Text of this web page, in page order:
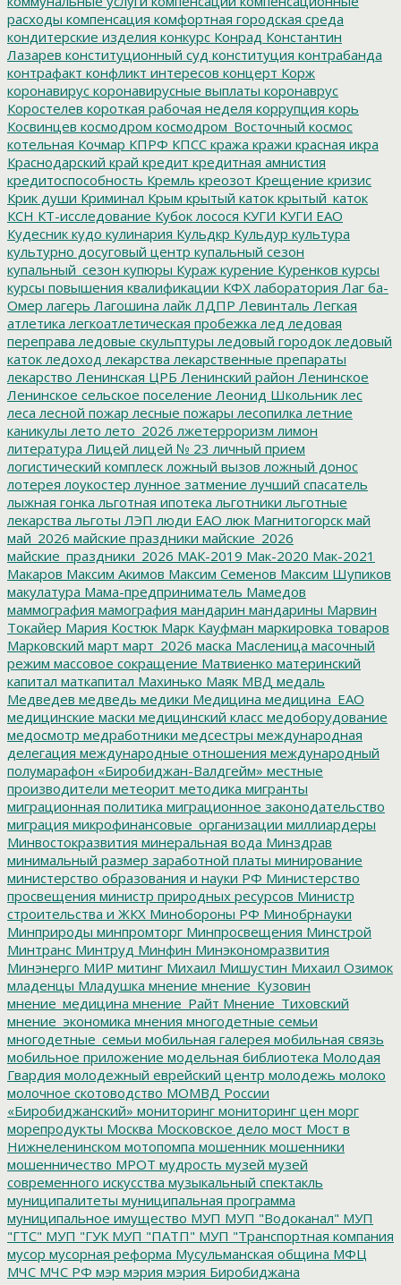
расходы компенсация комфортная городская среда
кондитерские изделия конкурс Конрад Константин
Лазарев конституционный суд конституция контрабанда
контрафакт конфликт интересов концерт Корж
коронавирус коронавирусные выплаты коронаврус
Коростелев короткая рабочая неделя коррупция корь
Косвинцев космодром космодром_Восточный космос
котельная Кочмар КПРФ КПСС кража кражи красная икра
Краснодарский край кредит кредитная амнистия
кредитоспособность Кремль креозот Крещение кризис
Крик души Криминал Крым крытый каток крытый_каток
КСН КТ-исследование Кубок лосося КУГИ КУГИ ЕАО
Кудесник кудо кулинария Кульдкр Кульдур культура
культурно досуговый центр купальный сезон
купальный_сезон купюры Кураж курение Куренков курсы
курсы повышения квалификации КФХ лаборатория Лаг ба-
Омер лагерь Лагошина лайк ЛДПР Левинталь Легкая
атлетика легкоатлетическая пробежка лед ледовая
переправа ледовые скульптуры ледовый городок ледовый
каток ледоход лекарства лекарственные препараты
лекарство Ленинская ЦРБ Ленинский район Ленинское
Ленинское сельское поселение Леонид Школьник лес
леса лесной пожар лесные пожары лесопилка летние
каникулы лето лето_2026 лжетерроризм лимон
литература Лицей лицей № 23 личный прием
логистический комплеск ложный вызов ложный донос
лотерея лоукостер лунное затмение лучший спасатель
лыжная гонка льготная ипотека льготники льготные
лекарства льготы ЛЭП люди ЕАО люк Магнитогорск май
май_2026 майские праздники майские_2026
майские_праздники_2026 МАК-2019 Мак-2020 Мак-2021
Макаров Максим Акимов Максим Семенов Максим Шупиков
макулатура Мама-предприниматель Мамедов
маммография мамография мандарин мандарины Марвин
Токайер Мария Костюк Марк Кауфман маркировка товаров
Марковский март март_2026 маска Масленица масочный
режим массовое сокращение Матвиенко материнский
капитал маткапитал Махинько Маяк МВД медаль
Медведев медведь медики Медицина медицина_ЕАО
медицинские маски медицинский класс медоборудование
медосмотр медработники медсестры международная
делегация международные отношения международный
полумарафон «Биробиджан-Валдгейм» местные
производители метеорит методика мигранты
миграционная политика миграционное законодательство
миграция микрофинансовые_организации миллиардеры
Минвостокразвития минеральная вода Минздрав
минимальный размер заработной платы минирование
министерство образования и науки РФ Министерство
просвещения министр природных ресурсов Министр
строительства и ЖКХ Минобороны РФ Минобрнауки
Минприроды минпромторг Минпросвещения Минстрой
Минтранс Минтруд Минфин Минэкономразвития
Минэнерго МИР митинг Михаил Мишустин Михаил Озимок
младенцы Младушка мнение мнение_Кузовин
мнение_медицина мнение_Райт Мнение_Тиховский
мнение_экономика мнения многодетные семьи
многодетные_семьи мобильная галерея мобильная связь
мобильное приложение модельная библиотека Молодая
Гвардия молодежный еврейский центр молодежь молоко
молочное скотоводство МОМВД России
«Биробиджанский» мониторинг мониторинг цен морг
морепродукты Москва Московское дело мост Мост в
Нижнеленинском мотопомпа мошенник мошенники
мошенничество МРОТ мудрость музей музей
современного искусства музыкальный спектакль
муниципалитеты муниципальная программа
муниципальное имущество МУП МУП "Водоканал" МУП
"ГТС" МУП "ГУК МУП "ПАТП" МУП "Транспортная компания
мусор мусорная реформа Мусульманская община МФЦ
МЧС МЧС РФ мэр мэрия мэрия Биробиджана